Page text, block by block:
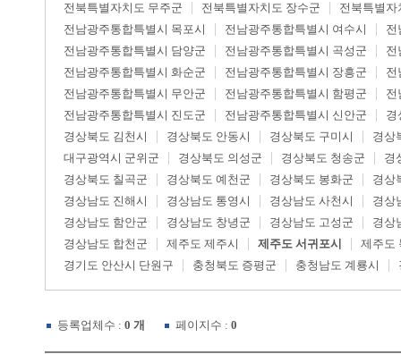
전북특별자치도 무주군
전북특별자치도 장수군
전북특별자
전남광주통합특별시 목포시
전남광주통합특별시 여수시
전
전남광주통합특별시 담양군
전남광주통합특별시 곡성군
전
전남광주통합특별시 화순군
전남광주통합특별시 장흥군
전
전남광주통합특별시 무안군
전남광주통합특별시 함평군
전
전남광주통합특별시 진도군
전남광주통합특별시 신안군
경
경상북도 김천시
경상북도 안동시 경상북도 구미시
경상
대구광역시 군위군
경상북도 의성군 경상북도 청송군
경
경상북도 칠곡군
경상북도 예천군 경상북도 봉화군
경상
경상남도 진해시
경상남도 통영시 경상남도 사천시
경상
경상남도 함안군
경상남도 창녕군 경상남도 고성군
경상
경상남도 합천군
제주도 제주시 제주도 서귀포시
제주도
경기도 안산시 단원구
충청북도 증평군 충청남도 계룡시
등록업체수 : 0 개 페이지수 : 0